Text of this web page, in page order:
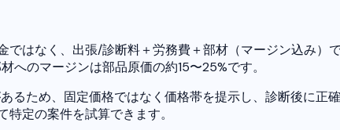
ではなく、出張/診断料＋労務費＋部材（マージン込み
のマージンは部品原価の約15〜25%です。
るため、固定価格ではなく価格帯を提示し、診断後に
定の案件を試算できます。